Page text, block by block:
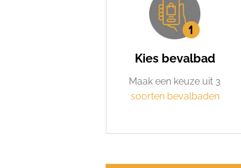
Kies bevalbad
Maak een keuze uit 3
soorten bevalbaden